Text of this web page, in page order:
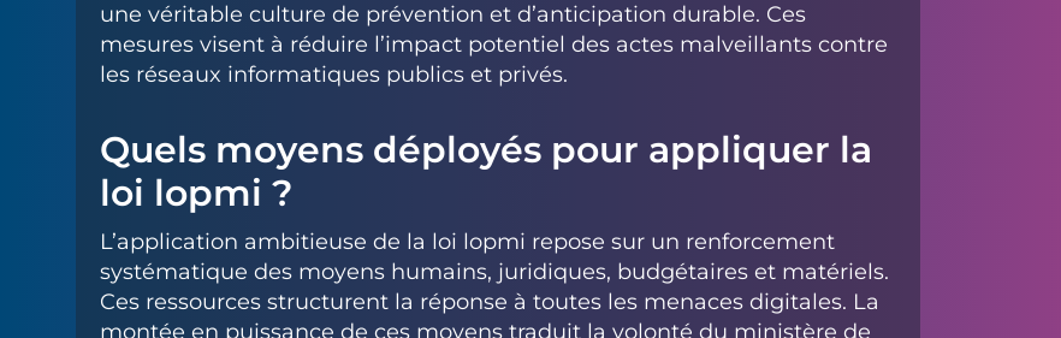
une véritable culture de prévention et d’anticipation durable. Ces
mesures visent à réduire l’impact potentiel des actes malveillants contre
les réseaux informatiques publics et privés.
Quels moyens déployés pour appliquer la
loi lopmi ?
L’application ambitieuse de la loi lopmi repose sur un renforcement
systématique des moyens humains, juridiques, budgétaires et matériels.
Ces ressources structurent la réponse à toutes les menaces digitales. La
montée en puissance de ces moyens traduit la volonté du ministère de